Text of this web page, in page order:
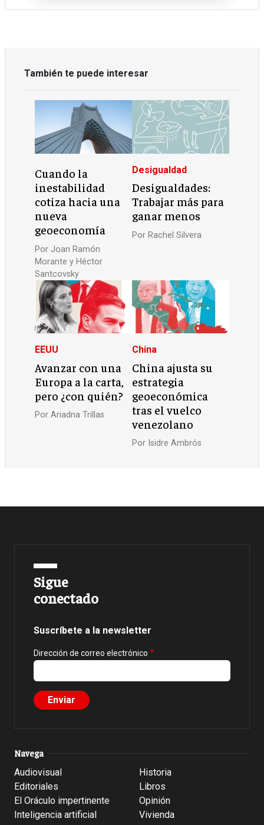
También te puede interesar
Cuando la
inestabilidad
cotiza hacia una
nueva
geoeconomía
Por Joan Ramón
Morante y Héctor
Santcovsky
Desigualdad
Desigualdades:
Trabajar más para
ganar menos
Por Rachel Silvera
EEUU
Avanzar con una
Europa a la carta,
pero ¿con quién?
PorAriadna Trillas
China
China ajusta su
estrategia
geoeconómica
tras el vuelco
venezolano
Por Isidre Ambrós
Sigue
conectado
Suscríbete a la newsletter
Dirección de correo electrónico
Navega
Audiovisual
Editoriales
El Oráculo impertinente
Inteligencia artificial
Historia
Libros
Opinión
Vivienda